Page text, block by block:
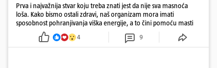
Prva i najvažnija stvar koju treba znati jest da nije sva masnoća
loša. Kako bismo ostali zdravi, naš organizam mora imati
sposobnost pohranjivanja viška energije, a to čini pomoću masti
4 9